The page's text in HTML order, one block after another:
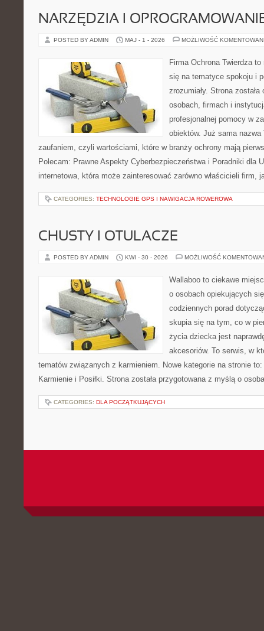
NARZĘDZIA I
POSTED BY ADMIN MAJ - 1 - 2026 MOŻLIWOŚĆ
Firma Ochrona Twierdza
się na tematyce spokoju i
zrozumiały. Strona
osobach, firmach i
profesjonalnej pomocy w
obiektów. Już sama
zaufaniem, czyli wartościami, które w branży ochrony mają
Polecam: Prawne Aspekty Cyberbezpieczeństwa i Poradniki dla
internetowa, która może zainteresować zarówno właścicieli firm,
CATEGORIES: TECHNOLOGIE GPS I NAWIGACJA ROWEROWA
CHUSTY I OTULACZE
POSTED BY ADMIN KWI - 30 - 2026 MOŻLIWOŚĆ
Wallaboo to ciekawe
o osobach opiekujących
codziennych porad
skupia się na tym, co w
życia dziecka jest
akcesoriów. To serwis, w
tematów związanych z karmieniem. Nowe kategorie na stronie
Karmienie i Posiłki. Strona została przygotowana z myślą o
CATEGORIES: DLA POCZĄTKUJĄCYCH